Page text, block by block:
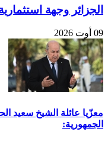
الجزائر وجهة
09 أوت 2026
معزّيا عائلة الشيخ سعيد
الجمهورية: